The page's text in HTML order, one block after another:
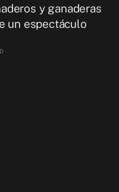
y ganaderas
un espectáculo